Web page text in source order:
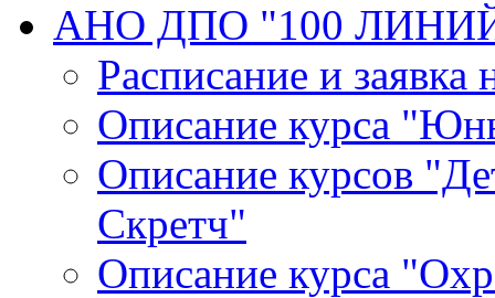
АНО ДПО "100
Расписание и заявка
Описание курса
Описание курсов
Скретч"
Описание курса